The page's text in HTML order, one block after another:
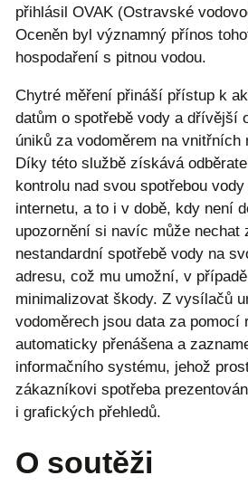
přihlásil OVAK (Ostravské
Oceněn byl významný přínos
hospodaření s pitnou vodou.
Chytré měření přináší přístup k
datům o spotřebě vody a dřívější
úniků za vodoměrem na vnitřních
Díky této službě získává
kontrolu nad svou spotřebou
internetu, a to i v době, kdy není
upozornění si navíc může nechat
nestandardní spotřebě vody na
adresu, což mu umožní, v
minimalizovat škody. Z vysílačů
vodoměrech jsou data za pomocí
automaticky přenášena a
informačního systému, jehož
zákazníkovi spotřeba
i grafických přehledů.
O soutěži